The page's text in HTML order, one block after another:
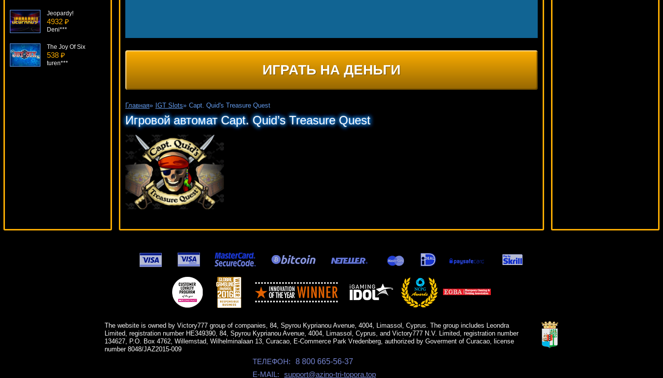
ИГРАТЬ НА ДЕНЬГИ
Главная» IGT Slots» Capt. Quid's Treasure Quest
Игровой автомат Capt. Quid’s Treasure Quest
Jeopardy!
4932 ₽
Deni***
The Joy Of Six
538 ₽
turen***
The website is owned by Victory777 group of companies, 84, Spyrou Kyprianou Avenue, 4004, Limassol, Cyprus. The group includes Leondra
Limited, registration number HE349390, 84, Spyrou Kyprianou Avenue, 4004, Limassol, Cyprus, and Victory777 N.V. Limited, registration number
134627, P.O. Box 4762, Willemstad, Wilhelminalaan 13, Curacao, E-Commerce Park Vredenberg, authorized by Goverment of Curacao, license
number 8048/JAZ2015-009
ТЕЛЕФОН:
8 800 665-56-37
E-MAIL:
support@azino-tri-topora.top